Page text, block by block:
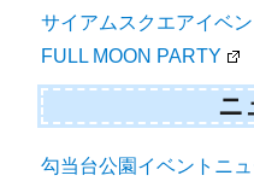
サイアムスクエアイベン
FULL MOON PARTY
ニ
勾当台公園イベントニ